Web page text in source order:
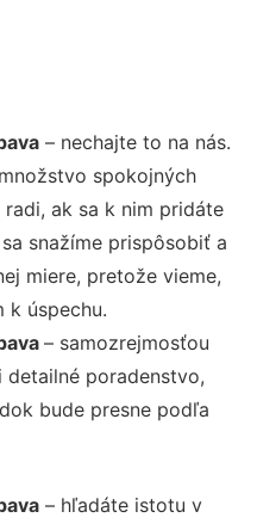
– nechajte to na nás.
spokojných
ak sa k nim pridáte
snažíme prispôsobiť a
miere, pretože vieme,
k úspechu.
– samozrejmosťou
poradenstvo,
bude presne podľa
– hľadáte istotu v